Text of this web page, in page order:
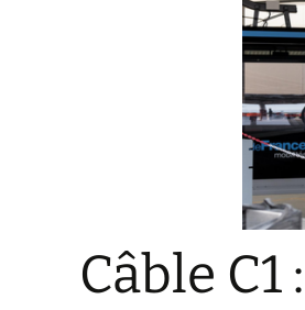
Câble